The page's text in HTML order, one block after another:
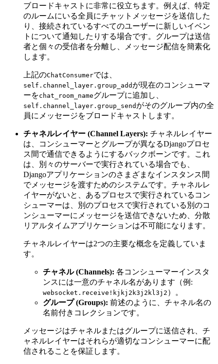
ブロードキャストに非常に役立ちます。例えば、特定
のルームにいる全員にチャットメッセージを送信した
り、接続されているすべてのユーザーに新しいイベン
トについて通知したりする場合です。グループは送信
者と個々の受信者を分離し、メッセージ配信を簡素化
します。
上記のChatConsumerでは、
self.channel_layer.group_add が現在のコンシューマ
ーをchat_room_nameグループに追加し、
self.channel_layer.group_send がそのグループ内の全
員にメッセージをブロードキャストします。
チャネルレイヤー (Channel Layers): チャネルレイヤー
は、コンシューマーとグループが異なるDjangoプロセ
ス間で通信できるようにするバックボーンです。これ
は、別々のサーバーで実行されている場合でも、
Djangoアプリケーションのさまざまなインスタンス間
でメッセージを渡すためのシステムです。チャネルレ
イヤーがないと、あるプロセスで実行されているコン
シューマーは、別のプロセスで実行されている別のコ
ンシューマーにメッセージを送信できないため、分散
リアルタイムアプリケーションは不可能になります。
チャネルレイヤーは2つの主要な概念を定義していま
す。
チャネル (Channels): 各コンシューマーインスタ
ンスには一意のチャネル名があります（例:
websocket.receive!kjkj2k3j2kl3j2 ）。
グループ (Groups): 前述のように、チャネル名の
名前付きコレクションです。
メッセージはチャネルまたはグループに送信され、チ
ャネルレイヤーはそれらが適切なコンシューマーに配
信されることを保証します。